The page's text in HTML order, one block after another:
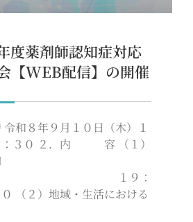
度薬剤師認知症対応
【WEB配信】の開催
８年９月１０日（木）１
：３０ ２．内 容 （１）
９：
（２）地域・生活における